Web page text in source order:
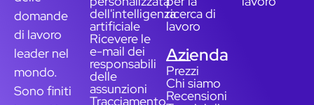
domande
di lavoro
leader nel
mondo.
Sono finiti
dell'intelligenza
artificiale
Ricevere le
e-mail dei
responsabili
delle
assunzioni
Tracciamento
ricerca di
lavoro
Azienda
Prezzi
Chi siamo
Recensioni